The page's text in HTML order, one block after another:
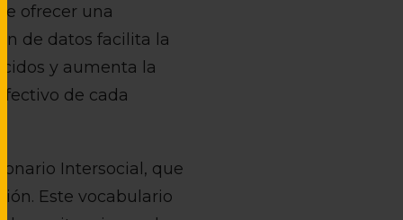
ofrecer una
de datos facilita la
y aumenta la
de cada
Intersocial, que
Este vocabulario